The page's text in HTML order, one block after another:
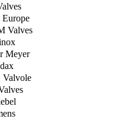
Valves
Meyer
Valvole